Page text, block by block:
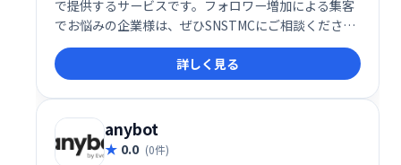
で提供するサービスです。フォロワー増加による集客
でお悩みの企業様は、ぜひSNSTMCにご相談くださ
い。SNS集客に関するあらゆるニーズに対応し、ビジ
ネスの成長を支援します。詳しく見る
anybot
0.0 (0件)